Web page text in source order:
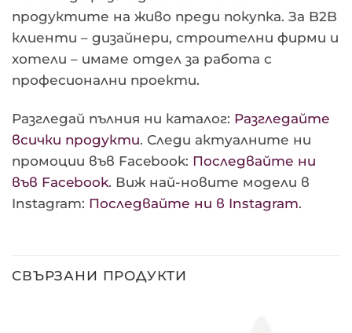
продуктите на живо преди покупка. За B2B
клиенти – дизайнери, строителни фирми и
хотели – имаме отдел за работа с
професионални проекти.
Разгледай пълния ни каталог: Разгледайте
всички продукти. Следи актуалните ни
промоции във Facebook: Последвайте ни
във Facebook. Виж най-новите модели в
Instagram: Последвайте ни в Instagram.
СВЪРЗАНИ ПРОДУКТИ